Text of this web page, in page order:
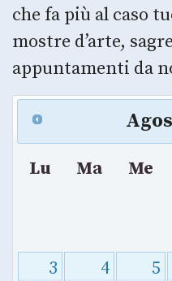
che fa più al caso
mostre d’arte,
appuntamenti da
Lu Ma Me
3 4 5